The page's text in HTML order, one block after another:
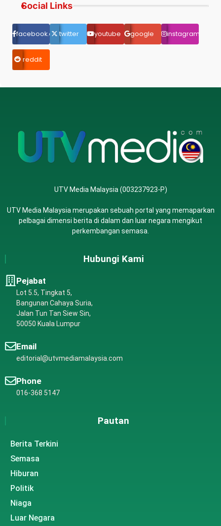
Social Links
facebook.comtwitter youtube google instagram
reddit
UTV Media Malaysia (003237923-P)
UTV Media Malaysia merupakan sebuah portal yang memaparkan
pelbagai dimensi berita di dalam dan luar negara mengikut
perkembangan semasa.
Hubungi Kami
Pejabat
Lot 5.5, Tingkat 5,
Bangunan Cahaya Suria,
Jalan Tun Tan Siew Sin,
50050 Kuala Lumpur
Email
editorial@utvmediamalaysia.com
Phone
016-368 5147
Pautan
Berita Terkini
Semasa
Hiburan
Politik
Niaga
Luar Negara